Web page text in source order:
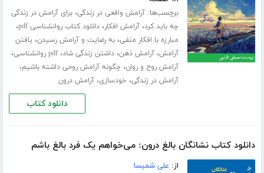
برچسب‌ها:آرامش واقعی در زندگی،برای آرامش در زندگی
چه باید کرد،آرامش افکار،دانلود کتاب روانشناسی pdf ،
مبارزه با افکار منفی،به رضایت و آرامش رسیدن، یافتن
آرامش،آرامش ذهن،داشتن زندگی شاد،pdf روانشناسی ،
آرامش روح و روان، چگونه آرامش روحی داشته باشیم،
آرامش در زندگی، خودسازی،آرامش درون
دانلود کتاب
دانلود کتاب نشانگان بالغ درون: می‌خواهم یک فرد بالغ باشم
از: علی شمیسا